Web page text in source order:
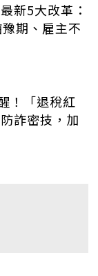
新5大改革：
期、雇主不
！「退稅紅
詐密技，加